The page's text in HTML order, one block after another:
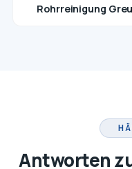
Rohrreinigung
Antworten